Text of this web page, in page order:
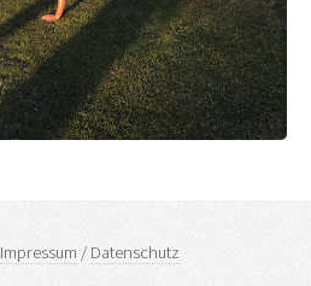
Impressum / Datenschutz